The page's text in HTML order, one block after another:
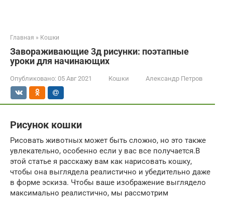
Главная » Кошки
Завораживающие 3д рисунки: поэтапные
уроки для начинающих
Опубликовано: 05 Авг 2021 Кошки Александр Петров
Рисунок кошки
Рисовать животных может быть сложно, но это также
увлекательно, особенно если у вас все получается.В
этой статье я расскажу вам как нарисовать кошку,
чтобы она выглядела реалистично и убедительно даже
в форме эскиза. Чтобы ваше изображение выглядело
максимально реалистично, мы рассмотрим